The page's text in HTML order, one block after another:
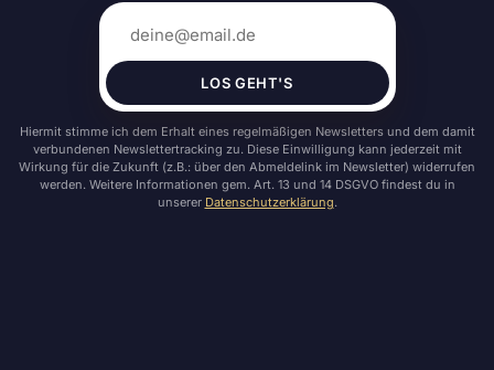
LOS GEHT'S
Hiermit stimme ich dem Erhalt eines regelmäßigen Newsletters und dem damit
verbundenen Newslettertracking zu. Diese Einwilligung kann jederzeit mit
Wirkung für die Zukunft (z.B.: über den Abmeldelink im Newsletter) widerrufen
werden. Weitere Informationen gem. Art. 13 und 14 DSGVO findest du in
unserer Datenschutzerklärung.